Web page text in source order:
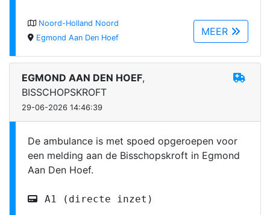
MEER
Noord-Holland Noord
Egmond Aan Den Hoef
EGMOND AAN DEN HOEF,
BISSCHOPSKROFT
29-06-2026 14:46:39
De ambulance is met spoed opgeroepen voor
een melding aan de Bisschopskroft in Egmond
Aan Den Hoef.
A1 (directe inzet)